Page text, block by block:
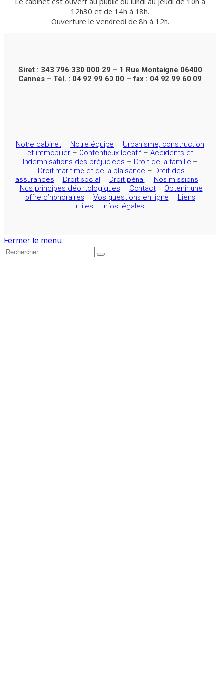
12h30 et de 14h à 18h.
Ouverture le vendredi de 8h à 12h.
Siret : 343 796 330 000 29 – 1 Rue Montaigne 06400
Cannes – Tél. : 04 92 99 60 00 – fax : 04 92 99 60 09
Notre cabinet – Notre équipe – Urbanisme, construction
et immobilier – Contentieux locatif– Accidents et
Indemnisations des préjudices – Droit de la famille –
Droit maritime et de la plaisance – Droit des
assurances – Droit social – Droit pénal – Nos missions –
Nos principes déontologiques – Contact– Obtenir une
offre d’honoraires – Vos questions en ligne – Liens
utiles – Infos légales
Fermer le menu